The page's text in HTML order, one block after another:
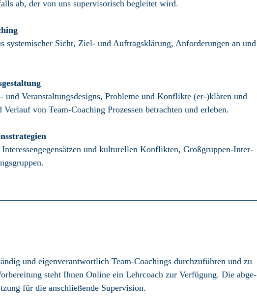
ab, der von uns super­visorisch begleitet wird.
systemischer Sicht, Ziel- und Auftrags­klärung, Anforderungen an und
und Veran­staltungs­designs, Probleme und Konflikte (er-)klären und
von Team-Coaching Prozessen betrachten und erleben.
und kulturellen Konflikten, Groß­gruppen-Inter­
und eigen­verant­wortlich Team-Coachings durch­zuführen und zu
steht Ihnen Online ein Lehrcoach zur Verfügung. Die abge­
für die anschließende Supervision.